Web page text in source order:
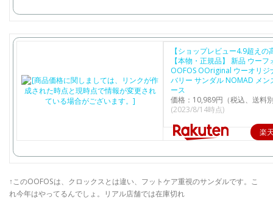
【ショップレビュー4.9超えの
【本物・正規品】 新品 ウーフ
OOFOS OOriginal ウーオリジ
バリー サンダル NOMAD メン
ース
価格：10,989円（税込、送料
(2023/8/14時点)
楽
↑このOOFOSは、クロックスとは違い、フットケア重視のサンダルです。こ
れ今年はやってるんでしょ。リアル店舗では在庫切れ